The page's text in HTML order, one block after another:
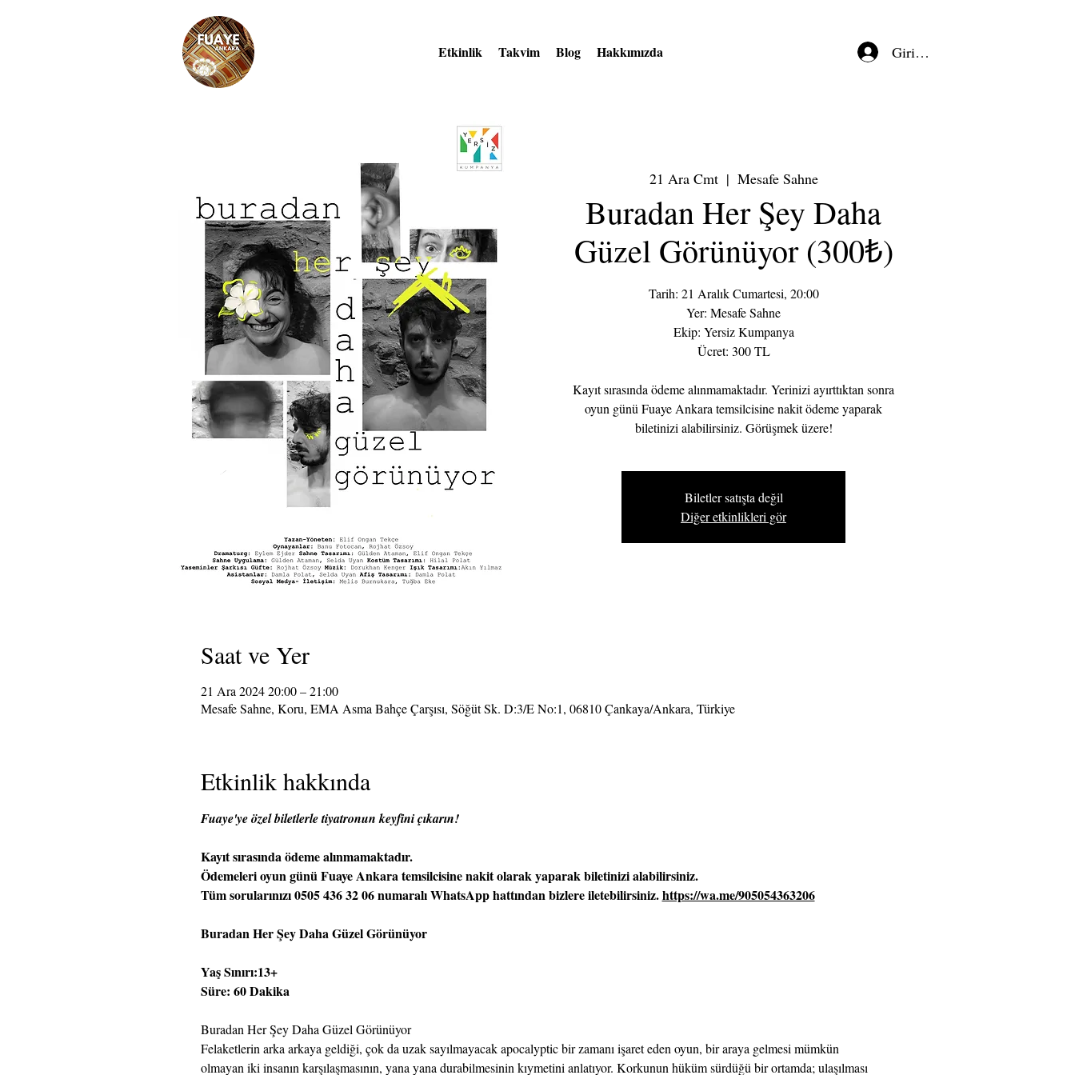
Etkinlik Takvim Blog Hakkımızda Giriş/Kayıt
21 Ara Cmt
  |
Mesafe Sahne
Buradan Her Şey Daha
Güzel Görünüyor (300₺)
Tarih: 21 Aralık Cumartesi, 20:00
Yer: Mesafe Sahne
Ekip: Yersiz Kumpanya
Ücret: 300 TL
Kayıt sırasında ödeme alınmamaktadır. Yerinizi ayırttıktan sonra
oyun günü Fuaye Ankara temsilcisine nakit ödeme yaparak
biletinizi alabilirsiniz. Görüşmek üzere!
Biletler satışta değil
Diğer etkinlikleri gör
Saat ve Yer
21 Ara 2024 20:00 – 21:00
Mesafe Sahne, Koru, EMA Asma Bahçe Çarşısı, Söğüt Sk. D:3/E No:1, 06810 Çankaya/Ankara, Türkiye
Etkinlik hakkında
Fuaye'ye özel biletlerle tiyatronun keyfini çıkarın!
Kayıt sırasında ödeme alınmamaktadır.
Ödemeleri oyun günü Fuaye Ankara temsilcisine nakit olarak yaparak biletinizi alabilirsiniz.
Tüm sorularınızı 0505 436 32 06 numaralı WhatsApp hattından bizlere iletebilirsiniz. https://wa.me/905054363206
Buradan Her Şey Daha Güzel Görünüyor
Yaş Sınırı:13+
Süre: 60 Dakika
Buradan Her Şey Daha Güzel Görünüyor
Felaketlerin arka arkaya geldiği, çok da uzak sayılmayacak apocalyptic bir zamanı işaret eden oyun, bir araya gelmesi mümkün
olmayan iki insanın karşılaşmasının, yana yana durabilmesinin kıymetini anlatıyor. Korkunun hüküm sürdüğü bir ortamda; ulaşılması